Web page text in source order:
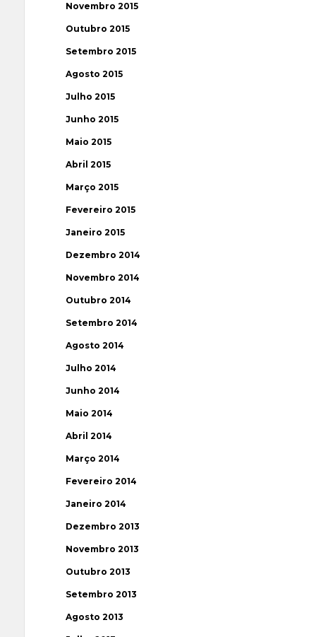
Novembro 2015
Outubro 2015
Setembro 2015
Agosto 2015
Julho 2015
Junho 2015
Maio 2015
Abril 2015
Março 2015
Fevereiro 2015
Janeiro 2015
Dezembro 2014
Novembro 2014
Outubro 2014
Setembro 2014
Agosto 2014
Julho 2014
Junho 2014
Maio 2014
Abril 2014
Março 2014
Fevereiro 2014
Janeiro 2014
Dezembro 2013
Novembro 2013
Outubro 2013
Setembro 2013
Agosto 2013